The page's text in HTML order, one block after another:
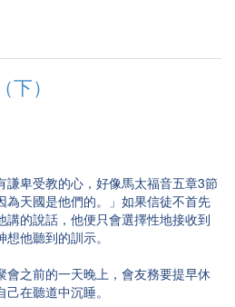
）
謙卑受教的心，好像馬太福音五章3節
為天國是他們的。」如果信徒不首先
講的說話，他便只會選擇性地接收到
他聽到的訓示。
會之前的一天晚上，會友務要提早休
在聽道中沉睡。